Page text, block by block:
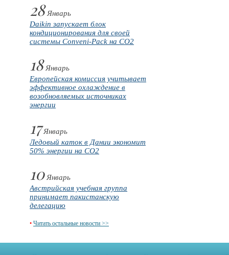
28Январь
Daikin запускает блок
кондиционирования для своей
системы Conveni-Pack на CO2
18Январь
Европейская комиссия учитывает
эффективное охлаждение в
возобновляемых источниках
энергии
17Январь
Ледовый каток в Дании экономит
50% энергии на CO2
10Январь
Австрийская учебная группа
принимает пакистанскую
делегацию
• Читать остальные новости >>